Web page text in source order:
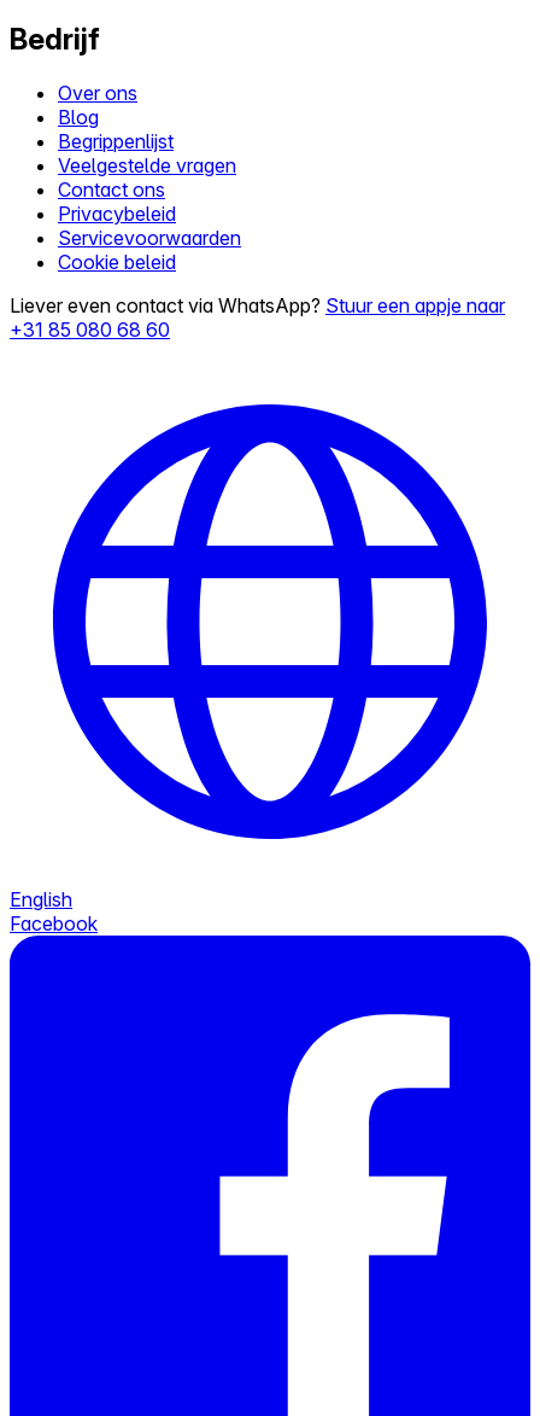
Bedrijf
Over ons
Blog
Begrippenlijst
Veelgestelde vragen
Contact ons
Privacybeleid
Servicevoorwaarden
Cookie beleid
Liever even contact via WhatsApp? Stuur een appje naar
+31 85 080 68 60
English
Facebook